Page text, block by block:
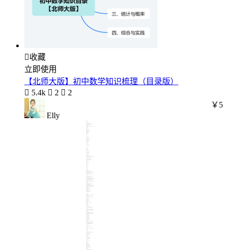
收藏
立即使用
【北师大版】初中数学知识梳理（目录版）
 5.4k  2  2
Elly
￥5